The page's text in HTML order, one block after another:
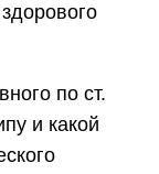
по ст.
и какой